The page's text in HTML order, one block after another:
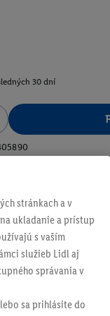
30 dní
stránkach a v
ukladanie a prístup
s vaším
služieb Lidl aj
správania v
sa prihlásite do